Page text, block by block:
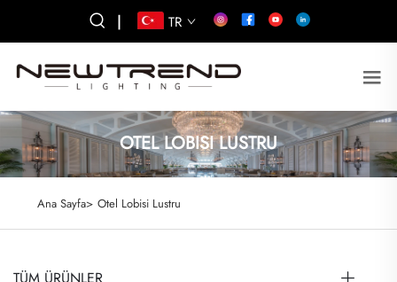
| TR
OTEL LOBISI LUSTRU
Ana Sayfa> Otel Lobisi Lustru
TÜM ÜRÜNLER